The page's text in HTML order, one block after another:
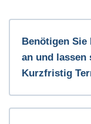
Benötigen
an und lassen
Kurzfristig